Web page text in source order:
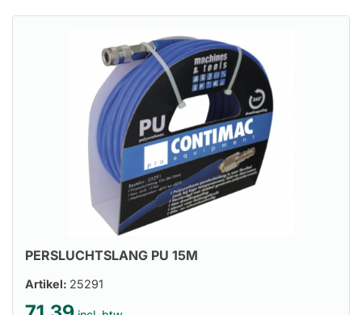
PERSLUCHTSLANG PU 15M
Artikel: 25291